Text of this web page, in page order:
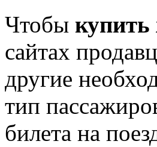
Чтобы купить
сайтах
другие
тип
билета на